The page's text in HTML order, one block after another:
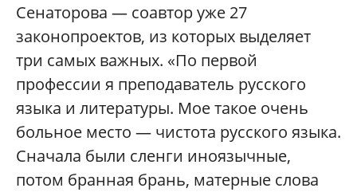
Сенаторова — соавтор уже 27
законопроектов, из которых выделяет
три самых важных. «По первой
профессии я преподаватель русского
языка и литературы. Мое такое очень
больное место — чистота русского языка.
Сначала были сленги иноязычные,
потом бранная брань, матерные слова